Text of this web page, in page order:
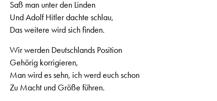
Saß man unter den Linden
Und Adolf Hitler dachte schlau,
Das weitere wird sich finden.
Wir werden Deutschlands Position
Gehörig korrigieren,
Man wird es sehn, ich werd euch schon
Zu Macht und Größe führen.